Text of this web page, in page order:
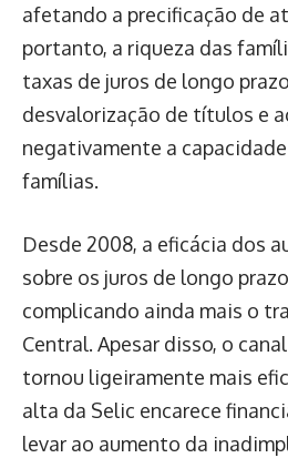
afetando a precificação de
portanto, a riqueza das
taxas de juros de longo
desvalorização de títulos e
negativamente a
famílias.
Desde 2008, a eficácia dos
sobre os juros de longo
complicando ainda mais o
Central. Apesar disso, o
tornou ligeiramente mais
alta da Selic encarece
levar ao aumento da